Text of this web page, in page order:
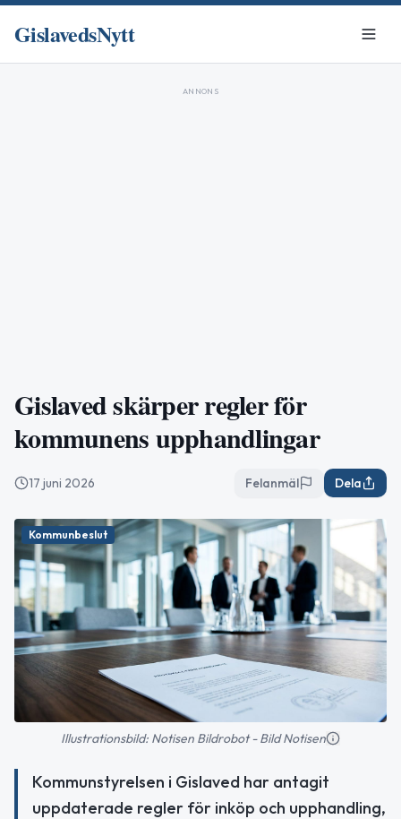
GislavedsNytt
ANNONS
Gislaved skärper regler för
kommunens upphandlingar
17 juni 2026 Felanmäl Dela
Kommunbeslut
Illustrationsbild: Notisen Bildrobot - Bild Notisen
Kommunstyrelsen i Gislaved har antagit
uppdaterade regler för inköp och upphandling,